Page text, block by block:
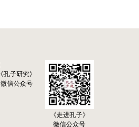
《孔子研究》
微信公众号
《走进孔子》
微信公众号